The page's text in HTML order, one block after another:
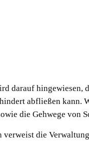
darauf hingewiesen,
abfließen kann.
die Gehwege von
verweist die